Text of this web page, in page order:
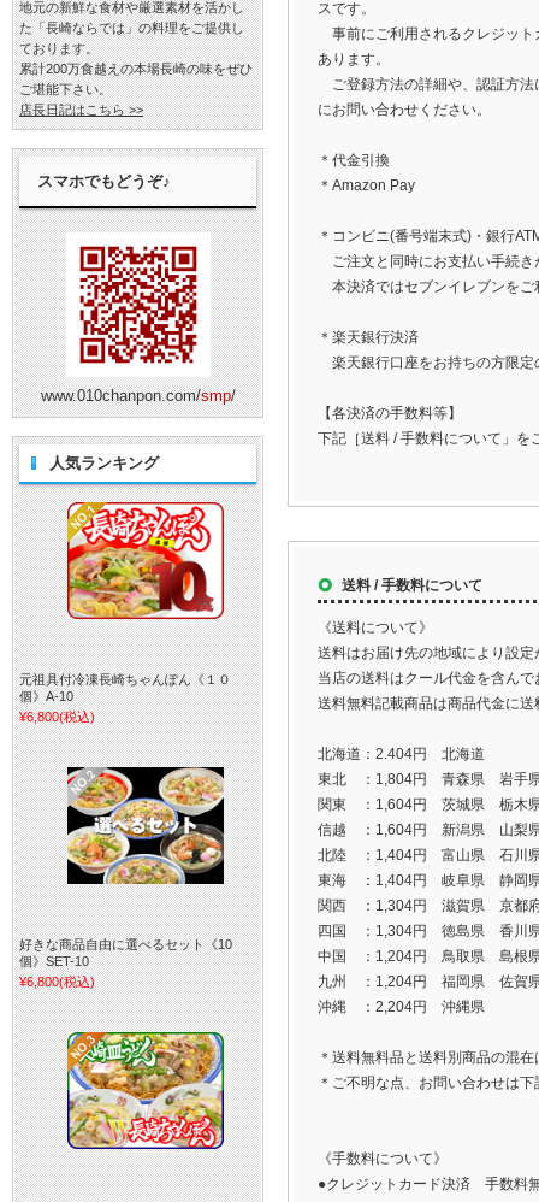
スです。
事前にご利用されるクレジット
あります。
ご登録方法の詳細や、認証方法
にお問い合わせください。
＊代金引換
＊Amazon Pay
＊コンビニ(番号端末式)・銀行
ご注文と同時にお支払い手続き
本決済ではセブンイレブンをご
＊楽天銀行決済
楽天銀行口座をお持ちの方限定
【各決済の手数料等】
下記［送料 / 手数料について」を
送料 / 手数料について
《送料について》
送料はお届け先の地域により設定
当店の送料はクール代金を含んで
送料無料記載商品は商品代金に
北海道：2.404円 北海道
東北 ：1,804円 青森県 岩手
関東 ：1,604円 茨城県 栃木
信越 ：1,604円 新潟県 山梨
北陸 ：1,404円 富山県 石川
東海 ：1,404円 岐阜県 静岡
関西 ：1,304円 滋賀県 京都
四国 ：1,304円 徳島県 香川
中国 ：1,204円 鳥取県 島根
九州 ：1,204円 福岡県 佐賀
沖縄 ：2,204円 沖縄県
＊送料無料品と送料別商品の混
＊ご不明な点、お問い合わせは
《手数料について》
●クレジットカード決済 手数料
地元の新鮮な食材や厳選素材を活かし
た「長崎ならでは」の料理をご提供し
ております。
累計200万食越えの本場長崎の味をぜひ
ご堪能下さい。
店長日記はこちら >>
スマホでもどうぞ♪
www.010chanpon.com/smp/
人気ランキング
元祖具付冷凍長崎ちゃんぽん《１０
個》A-10
¥6,800(税込)
好きな商品自由に選べるセット《10
個》SET-10
¥6,800(税込)